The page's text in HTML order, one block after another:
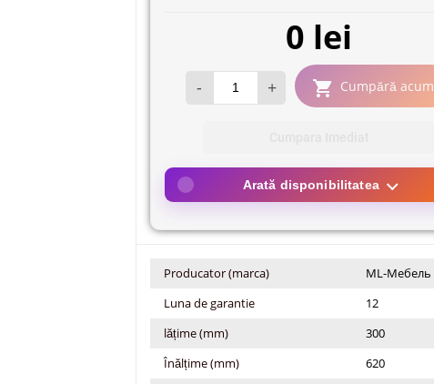
0 lei
- + Cumpără acum
Arată disponibilitatea
Producator (marca)
ML-Мебель
Luna de garantie
12
lățime (mm)
300
Înălțime (mm)
620